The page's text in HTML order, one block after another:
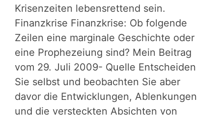
Krisenzeiten lebensrettend sein.
Finanzkrise Finanzkrise: Ob folgende
Zeilen eine marginale Geschichte oder
eine Prophezeiung sind? Mein Beitrag
vom 29. Juli 2009- Quelle Entscheiden
Sie selbst und beobachten Sie aber
davor die Entwicklungen, Ablenkungen
und die versteckten Absichten von